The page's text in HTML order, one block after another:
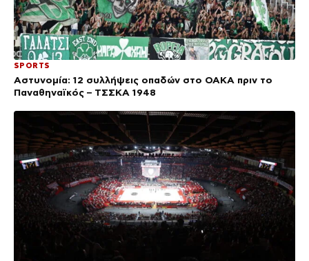
SPORTS
Αστυνομία: 12 συλλήψεις οπαδών στο ΟΑΚΑ πριν το
Παναθηναϊκός – ΤΣΣΚΑ 1948